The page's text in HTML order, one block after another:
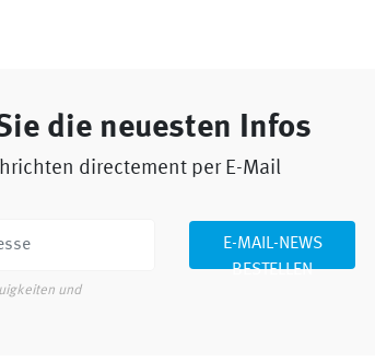
die neuesten Infos
directement per E-Mail
und
E-MAIL-NEWS
BESTELLEN